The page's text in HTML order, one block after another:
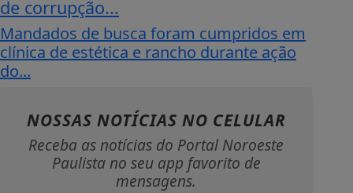
de corrupção...
Mandados de busca foram cumpridos em
clínica de estética e rancho durante ação
do...
NOSSAS NOTÍCIAS NO CELULAR
Receba as notícias do Portal Noroeste
Paulista no seu app favorito de
mensagens.